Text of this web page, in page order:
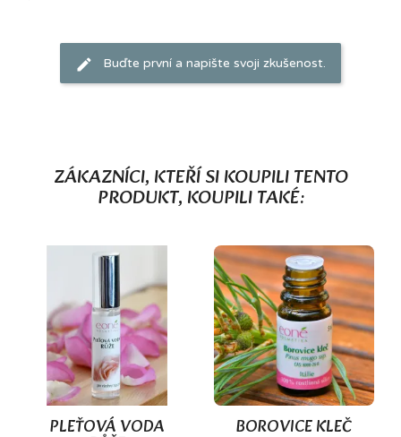
Buďte první a napište svoji zkušenost.
ZÁKAZNÍCI, KTEŘÍ SI KOUPILI TENTO
PRODUKT, KOUPILI TAKÉ:
PLEŤOVÁ VODA BOROVICE KLEČ